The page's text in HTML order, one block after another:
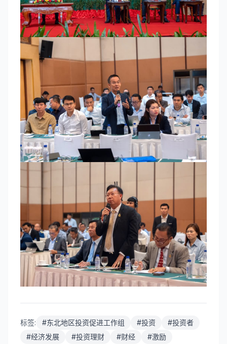
标签: #东北地区投资促进工作组 #投资 #投资者
#经济发展 #投资理财 #财经 #激励